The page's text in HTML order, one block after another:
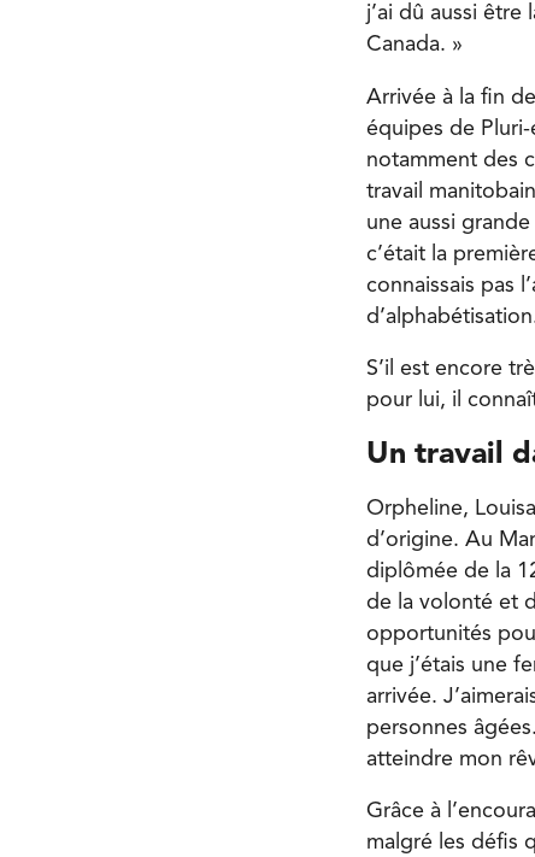
j’ai dû aussi
Canada. »
Arrivée à la fin
équipes de
notamment des
travail
une aussi
c’était la
connaissais pas
S’il est encore
pour lui, il
Un travail
Orpheline,
d’origine. Au
diplômée de la
de la volonté et
opportunités
que j’étais une
arrivée.
personnes
atteindre mon
Grâce à
malgré les défis